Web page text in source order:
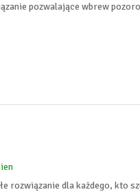
pozwalające wbrew
rozwiązanie dla każdego, kto